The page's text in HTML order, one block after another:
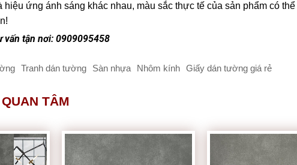
hiệu ứng ánh sáng khác nhau, màu sắc thực tế của sản phẩm có
vấn tận nơi: 0909095458
Tranh dán tường Sàn nhựa Nhôm kính Giấy dán tường giá rẻ
TÂM